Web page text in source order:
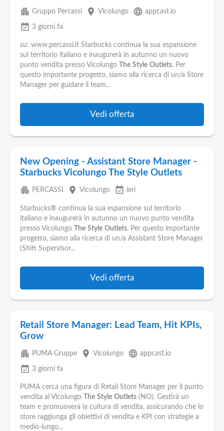
apartment Gruppo Percassi place Vicolungo language appcast.io
event_available 3 giorni fa
su: www.percassi.it Starbucks continua la sua espansione
sul territorio italiano e inaugurerà in autunno un nuovo
punto vendita presso Vicolungo
The Style Outlets. Per
questo importante progetto, siamo alla ricerca di un/a Store
Manager per guidare il team...
Vedi offerta
New Opening - Assistant Store Manager -
Starbucks Vicolungo The Style Outlets
apartment PERCASSI place Vicolungo event_available ieri
Starbucks® continua la sua espansione sul territorio
italiano e inaugurerà in autunno un nuovo punto vendita
presso Vicolungo
The Style Outlets. Per questo importante
progetto, siamo alla ricerca di un/a Assistant Store Manager
(Shift Supervisor...
Vedi offerta
Retail Store Manager: Lead Team, Hit KPIs,
Grow
apartment PUMA Gruppe place Vicolungo language appcast.io
event_available 3 giorni fa
PUMA cerca una figura di Retail Store Manager per il punto
vendita al Vicolungo
The Style Outlets (NO). Gestirà un
team e promuoverà la cultura di vendita, assicurando che lo
store raggiunga gli obiettivi di vendita e KPI con strategie a
medio-lungo...